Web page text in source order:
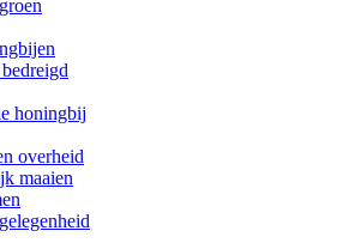
honingbij
overheid
maaien